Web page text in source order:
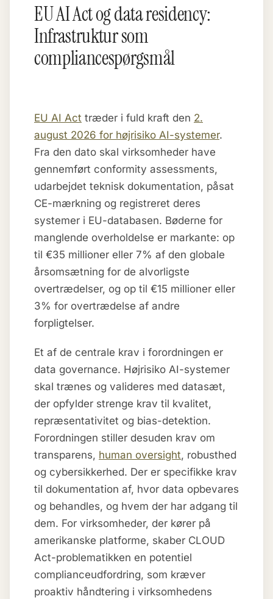
EU AI Act og data residency:
Infrastruktur som
compliancespørgsmål
EU AI Act træder i fuld kraft den 2.
august 2026 for højrisiko AI-systemer.
Fra den dato skal virksomheder have
gennemført conformity assessments,
udarbejdet teknisk dokumentation, påsat
CE-mærkning og registreret deres
systemer i EU-databasen. Bøderne for
manglende overholdelse er markante: op
til €35 millioner eller 7% af den globale
årsomsætning for de alvorligste
overtrædelser, og op til €15 millioner eller
3% for overtrædelse af andre
forpligtelser.
Et af de centrale krav i forordningen er
data governance. Højrisiko AI-systemer
skal trænes og valideres med datasæt,
der opfylder strenge krav til kvalitet,
repræsentativitet og bias-detektion.
Forordningen stiller desuden krav om
transparens, human oversight, robusthed
og cybersikkerhed. Der er specifikke krav
til dokumentation af, hvor data opbevares
og behandles, og hvem der har adgang til
dem. For virksomheder, der kører på
amerikanske platforme, skaber CLOUD
Act-problematikken en potentiel
complianceudfordring, som kræver
proaktiv håndtering i virksomhedens